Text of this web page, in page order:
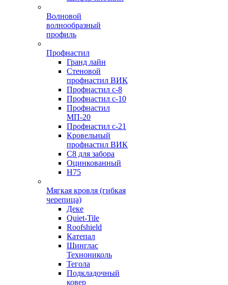
Волновой
волнообразный
профиль
Профнастил
Гранд лайн
Стеновой
профнастил ВИК
Профнастил с-8
Профнастил с-10
Профнастил
МП-20
Профнастил с-21
Кровельный
профнастил ВИК
С8 для забора
Оцинкованный
Н75
Мягкая кровля (гибкая
черепица)
Деке
Quiet-Tile
Roofshield
Катепал
Шинглас
Технониколь
Тегола
Подкладочный
ковер